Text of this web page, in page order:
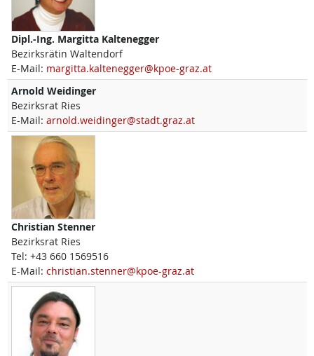
Dipl.-Ing. Margitta Kaltenegger
Bezirksrätin Waltendorf
E-Mail: margitta.kaltenegger@kpoe-graz.at
Arnold Weidinger
Bezirksrat Ries
E-Mail: arnold.weidinger@stadt.graz.at
Christian Stenner
Bezirksrat Ries
Tel: +43 660 1569516
E-Mail: christian.stenner@kpoe-graz.at